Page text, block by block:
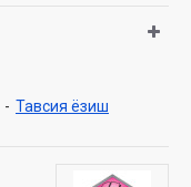
қўмитасининг 2025
асосида чоп
- Тавсия ёзиш